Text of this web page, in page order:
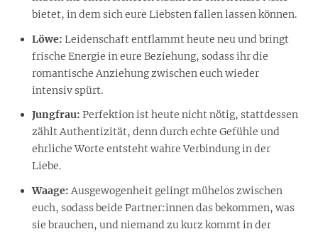
bietet, in dem sich eure Liebsten fallen lassen können.
Löwe: Leidenschaft entflammt heute neu und bringt
frische Energie in eure Beziehung, sodass ihr die
romantische Anziehung zwischen euch wieder
intensiv spürt.
Jungfrau: Perfektion ist heute nicht nötig, stattdessen
zählt Authentizität, denn durch echte Gefühle und
ehrliche Worte entsteht wahre Verbindung in der
Liebe.
Waage: Ausgewogenheit gelingt mühelos zwischen
euch, sodass beide Partner:innen das bekommen, was
sie brauchen, und niemand zu kurz kommt in der